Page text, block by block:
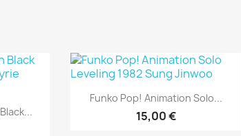
Anteprima
Funko Pop! Animation Solo...
15,00 €